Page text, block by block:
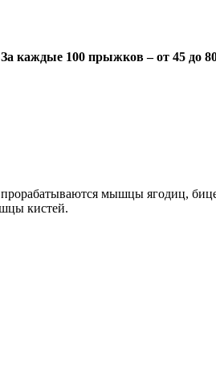
каждые 100 прыжков – от 45 до
мышцы ягодиц,
кистей.